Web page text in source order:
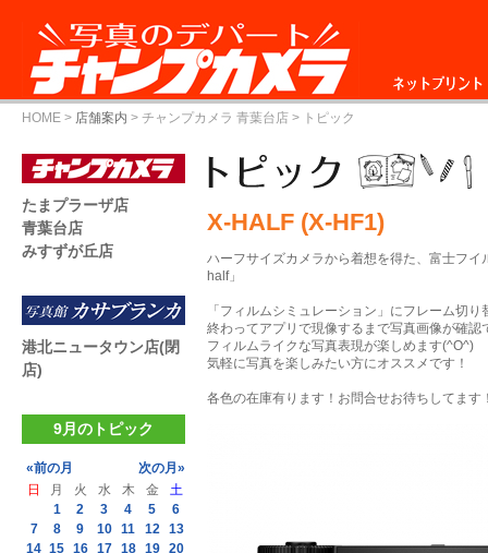
ネットプリント
HOME > 店舗案内 > チャンプカメラ 青葉台店 > トピック
X-HALF (X-HF1)
ハーフサイズカメラから着想を得た、富士フ
half」
「フィルムシミュレーション」にフレーム切
終わってアプリで現像するまで写真画像が確
フィルムライクな写真表現が楽しめます(^O^)
気軽に写真を楽しみたい方にオススメです！
各色の在庫有ります！お問合せお待ちしてます
たまプラーザ店
青葉台店
みすずが丘店
港北ニュータウン店(閉
店)
9月のトピック
«前の月
次の月»
日
月 火 水 木 金
土
1
2 3 4 5
6
7
8 9 10 11 12 13
14 15 16 17 18 19 20